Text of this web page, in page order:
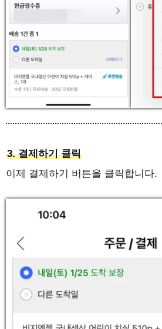
3. 결제하기 클릭
이제 결제하기 버튼을 클릭합니다.